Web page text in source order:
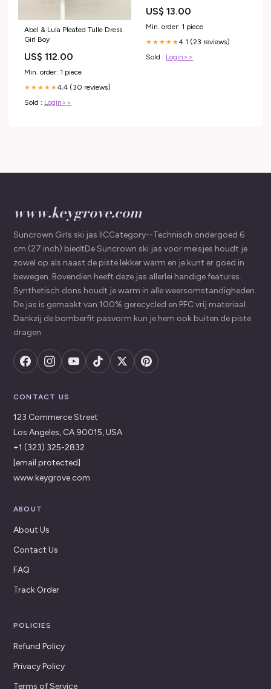
Abel & Lula Pleated Tulle Dress
Girl Boy
US$ 112.00
Min. order: 1 piece
★★★★★4.4 (30 reviews)
Sold : Login>>
US$ 13.00
Min. order: 1 piece
★★★★★4.1 (23 reviews)
Sold : Login>>
www.keygrove.com
Suncrown Girls ski jas IICCategory--Technisch ondergoed 6
cm (27 inch) biedtDe Suncrown ski jas voor meisjes houdt je
zowel op als naast de piste lekker warm en je kunt er goed in
bewegen. Bovendien heeft deze jas allerlei handige features.
Synthetisch dons houdt je warm in alle weersomstandigheden.
De jas is gemaakt van 100% gerecycled en PFC vrij materiaal.
Dankzij de bomberfit pasvorm kun je hem ook buiten de piste
dragen.
CONTACT US
123 Commerce Street
Los Angeles, CA 90015, USA
+1 (323) 325-2832
[email protected]
www.keygrove.com
ABOUT
About Us
Contact Us
FAQ
Track Order
POLICIES
Refund Policy
Privacy Policy
Terms of Service